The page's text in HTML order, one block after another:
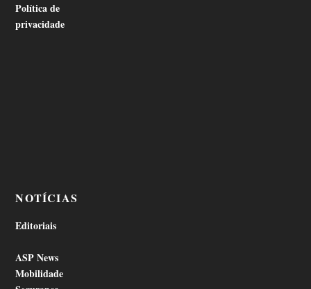
Política de
privacidade
NOTÍCIAS
Editoriais
ASP News
Mobilidade